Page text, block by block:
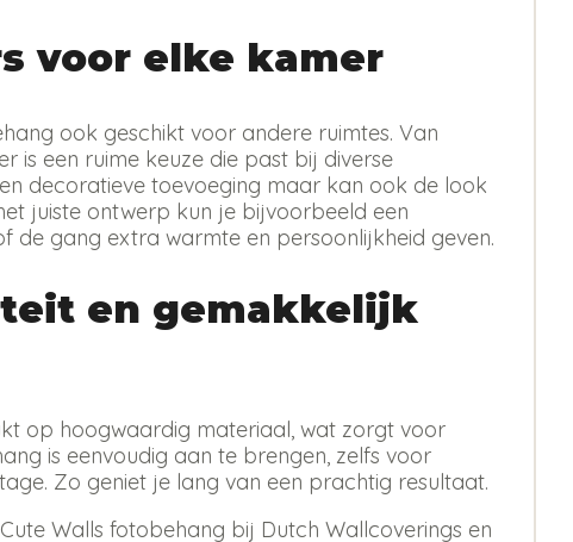
voor elke kamer
ook geschikt voor andere ruimtes. Van
is een ruime keuze die past bij diverse
decoratieve toevoeging maar kan ook de look
juiste ontwerp kun je bijvoorbeeld een
de gang extra warmte en persoonlijkheid geven.
en gemakkelijk
op hoogwaardig materiaal, wat zorgt voor
is eenvoudig aan te brengen, zelfs voor
Zo geniet je lang van een prachtig resultaat.
Walls fotobehang bij Dutch Wallcoverings en